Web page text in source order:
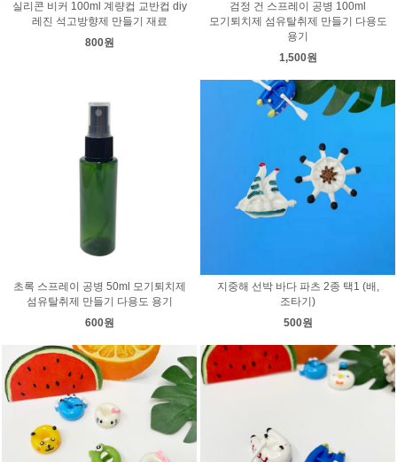
실리콘 비커 100ml 계량컵 교반컵 diy
레진 석고방향제 만들기 재료
800원
검정 건 스프레이 공병 100ml
모기퇴치제 섬유탈취제 만들기 다용도
용기
1,500원
초록 스프레이 공병 50ml 모기퇴치제
섬유탈취제 만들기 다용도 용기
600원
지중해 선박 바다 파츠 2종 택1 (배,
조타기)
500원